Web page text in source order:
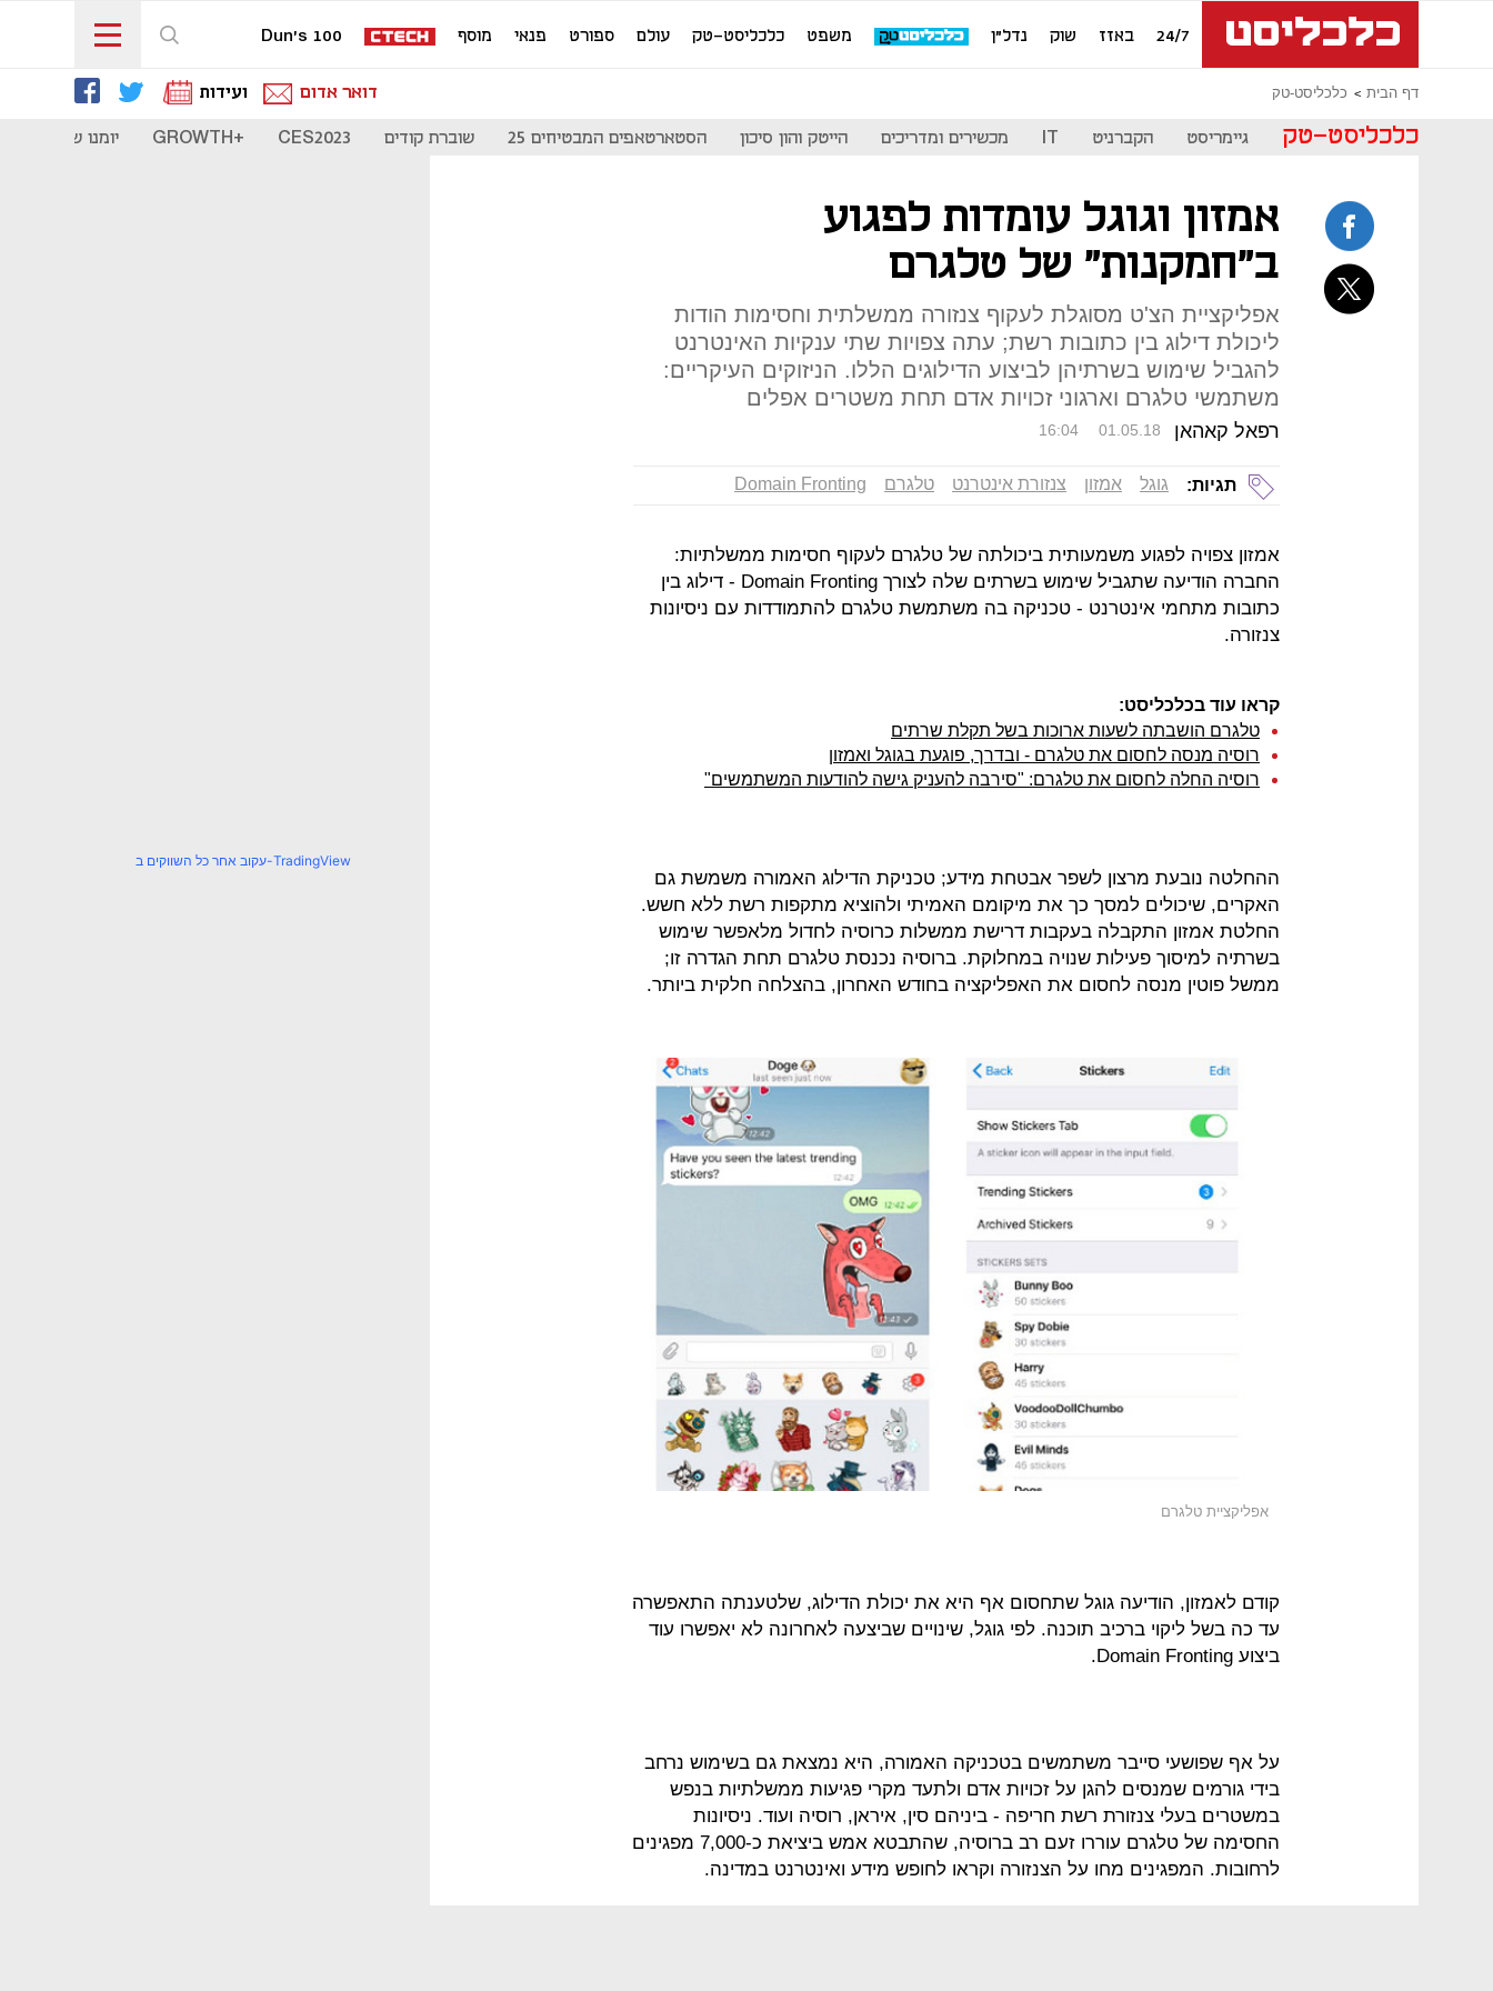
24/7 באזז שוק נדל"ן משפט כלכליסט-טק עולם ספורט פנאי מוסף Dun's 100
דף הבית כלכליסט-טק דואר אדום ועידות
כלכליסט-טק גיימריסט הקברניט IT מכשירים ומדריכים הייטק והון סיכון הסטארטאפים המבטיחים 25 שוברת קודים CES2023
+GROWTH יומנו של
אמזון וגוגל עומדות לפגוע
ב"חמקנות" של טלגרם
אפליקציית הצ'ט מסוגלת לעקוף צנזורה ממשלתית וחסימות הודות
ליכולת דילוג בין כתובות רשת; עתה צפויות שתי ענקיות האינטרנט
להגביל שימוש בשרתיהן לביצוע הדילוגים הללו. הניזוקים העיקריים:
משתמשי טלגרם וארגוני זכויות אדם תחת משטרים אפלים
רפאל קאהאן 16:04 01.05.18
תגיות: גוגל אמזון צנזורת אינטרנט טלגרם Domain Fronting
אמזון צפויה לפגוע משמעותית ביכולתה של טלגרם לעקוף חסימות ממשלתיות:
החברה הודיעה שתגביל שימוש בשרתים שלה לצורך Domain Fronting - דילוג בין
כתובות מתחמי אינטרנט - טכניקה בה משתמשת טלגרם להתמודדות עם ניסיונות
צנזורה.
קראו עוד בכלכליסט:
טלגרם הושבתה לשעות ארוכות בשל תקלת שרתים
רוסיה מנסה לחסום את טלגרם - ובדרך, פוגעת בגוגל ואמזון
רוסיה החלה לחסום את טלגרם: "סירבה להעניק גישה להודעות המשתמשים"
ההחלטה נובעת מרצון לשפר אבטחת מידע; טכניקת הדילוג האמורה משמשת גם
האקרים, שיכולים למסך כך את מיקומם האמיתי ולהוציא מתקפות רשת ללא חשש.
החלטת אמזון התקבלה בעקבות דרישת ממשלות כרוסיה לחדול מלאפשר שימוש
בשרתיה למיסוך פעילות שנויה במחלוקת. ברוסיה נכנסת טלגרם תחת הגדרה זו;
ממשל פוטין מנסה לחסום את האפליקציה בחודש האחרון, בהצלחה חלקית ביותר.
אפליקציית טלגרם
קודם לאמזון, הודיעה גוגל שתחסום אף היא את יכולת הדילוג, שלטענתה התאפשרה
עד כה בשל ליקוי ברכיב תוכנה. לפי גוגל, שינויים שביצעה לאחרונה לא יאפשרו עוד
ביצוע Domain Fronting.
על אף שפושעי סייבר משתמשים בטכניקה האמורה, היא נמצאת גם בשימוש נרחב
בידי גורמים שמנסים להגן על זכויות אדם ולתעד מקרי פגיעות ממשלתיות בנפש
במשטרים בעלי צנזורת רשת חריפה - ביניהם סין, איראן, רוסיה ועוד. ניסיונות
החסימה של טלגרם עוררו זעם רב ברוסיה, שהתבטא אמש ביציאת כ-7,000 מפגינים
לרחובות. המפגינים מחו על הצנזורה וקראו לחופש מידע ואינטרנט במדינה.
עקוב אחר כל השווקים ב-TradingView